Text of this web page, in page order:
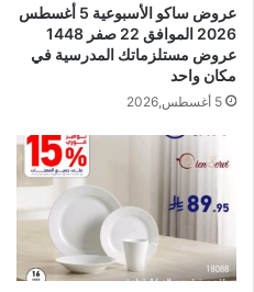
عروض ساكو الأسبوعية 5 أغسطس
2026 الموافق 22 صفر 1448
عروض مستلزماتك المدرسية في
مكان واحد
5 أغسطس,2026